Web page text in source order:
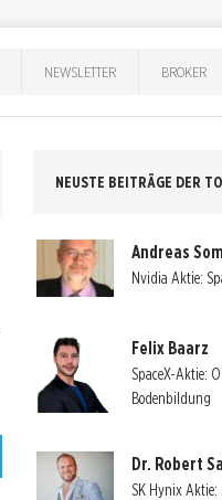
NEWSLETTER BROKER
NEUSTE BEITRÄGE DER
Andreas
Nvidia Aktie:
Felix Baarz
SpaceX-Aktie:
Bodenbildung
Dr. Robert
SK Hynix Aktie: